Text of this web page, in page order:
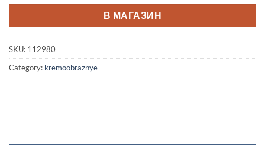
В МАГАЗИН
SKU: 112980
Category: kremoobraznye